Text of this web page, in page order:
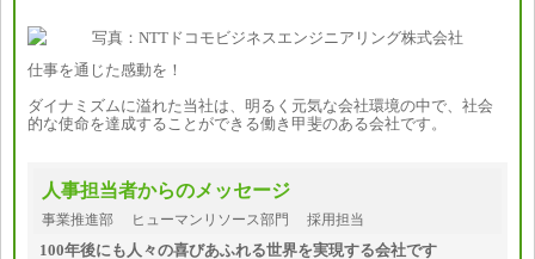
仕事を通じた感動を！
ダイナミズムに溢れた当社は、明るく元気な会社環境の中で、社会
的な使命を達成することができる働き甲斐のある会社です。
人事担当者からのメッセージ
事業推進部 ヒューマンリソース部門 採用担当
100年後にも人々の喜びあふれる世界を実現する会社です